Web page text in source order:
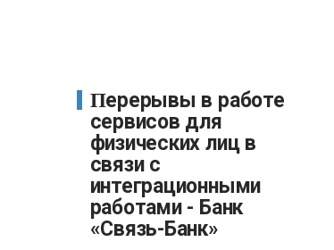
Перерывы в работе
сервисов для
физических лиц в
связи с
интеграционными
работами - Банк
«Связь-Банк»